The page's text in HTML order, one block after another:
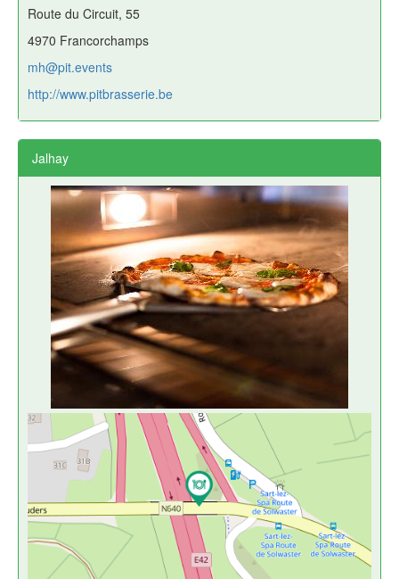
Route du Circuit, 55
4970 Francorchamps
mh@pit.events
http://www.pitbrasserie.be
Jalhay